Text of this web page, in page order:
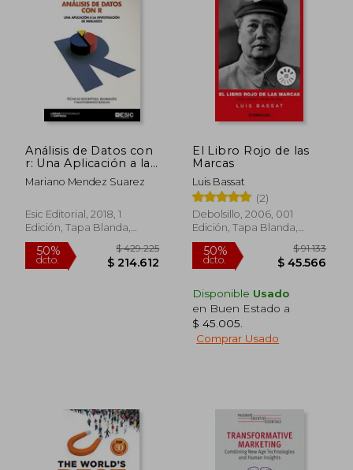
Análisis de Datos con
r: Una Aplicación a la
Investigación de
Mercados
Mariano Mendez Suarez
Esic Editorial, 2018, 1
Edición, Tapa Blanda,
Usado
El Libro Rojo de las
Marcas
Luis Bassat
(2)
Debolsillo, 2006, 001
Edición, Tapa Blanda,
Nuevo
Disponible Usado
en Buen Estado a
$ 45.005
Comprar Usado